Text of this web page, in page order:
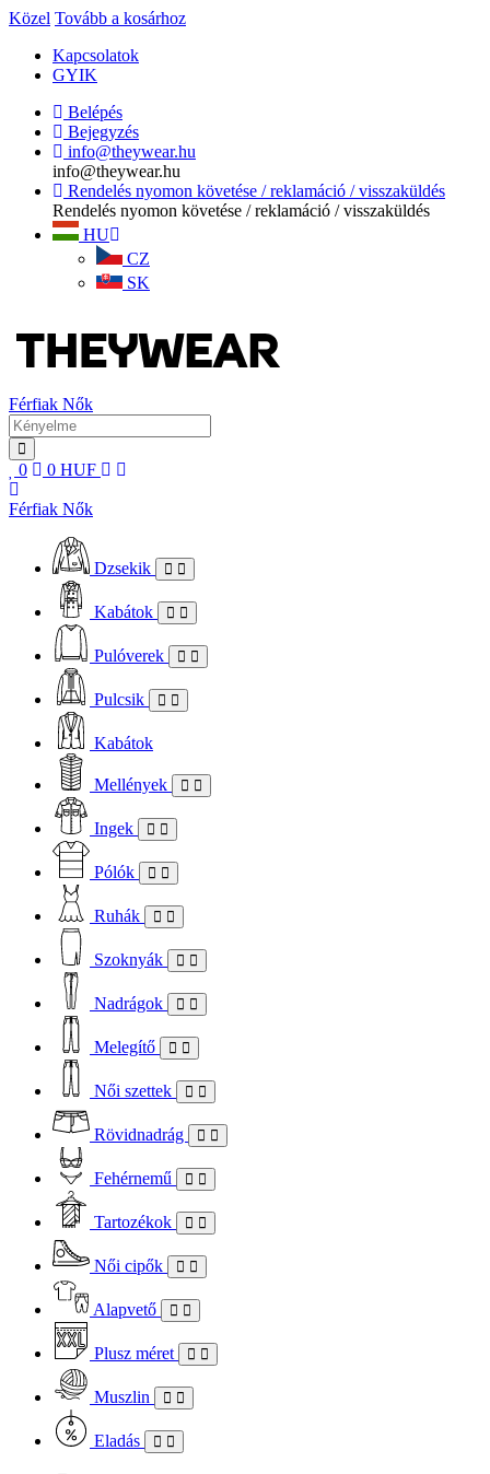
Közel Tovább a kosárhoz
Kapcsolatok
GYIK
Belépés
Bejegyzés
info@theywear.hu
info@theywear.hu
Rendelés nyomon követése / reklamáció / visszaküldés
Rendelés nyomon követése / reklamáció / visszaküldés
HU
CZ
SK
Férfiak Nők
0 0 HUF
Férfiak Nők
Dzsekik
Kabátok
Pulóverek
Pulcsik
Kabátok
Mellények
Ingek
Pólók
Ruhák
Szoknyák
Nadrágok
Melegítő
Női szettek
Rövidnadrág
Fehérnemű
Tartozékok
Női cipők
Alapvető
Plusz méret
Muszlin
Eladás